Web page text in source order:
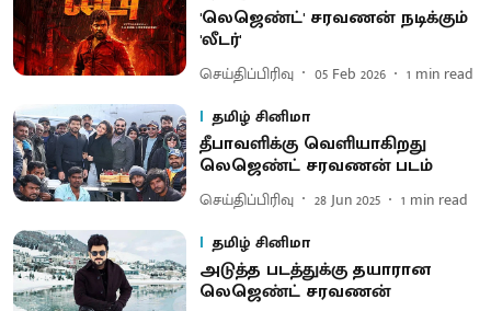
'லெஜெண்ட்' சரவணன் நடிக்கும்
'லீடர்'
செய்திப்பிரிவு 05 Feb 2026 1 min read
தமிழ் சினிமா
தீபாவளிக்கு வெளி​யாகிறது
லெஜெண்ட் சரவணன் படம்
செய்திப்பிரிவு 28 Jun 2025 1 min read
தமிழ் சினிமா
அடுத்த படத்துக்கு தயாரான
லெஜெண்ட் சரவணன்